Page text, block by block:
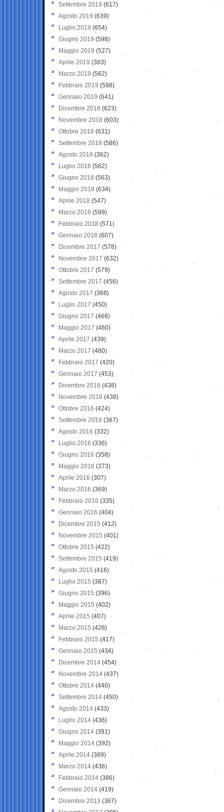
Settembre 2019 (617)
Agosto 2019 (639)
Luglio 2019 (654)
Giugno 2019 (598)
Maggio 2019 (527)
Aprile 2019 (383)
Marzo 2019 (562)
Febbraio 2019 (598)
Gennaio 2019 (641)
Dicembre 2018 (623)
Novembre 2018 (603)
Ottobre 2018 (631)
Settembre 2018 (586)
Agosto 2018 (362)
Luglio 2018 (562)
Giugno 2018 (563)
Maggio 2018 (634)
Aprile 2018 (547)
Marzo 2018 (599)
Febbraio 2018 (571)
Gennaio 2018 (607)
Dicembre 2017 (578)
Novembre 2017 (632)
Ottobre 2017 (579)
Settembre 2017 (456)
Agosto 2017 (368)
Luglio 2017 (450)
Giugno 2017 (468)
Maggio 2017 (460)
Aprile 2017 (439)
Marzo 2017 (480)
Febbraio 2017 (420)
Gennaio 2017 (453)
Dicembre 2016 (438)
Novembre 2016 (438)
Ottobre 2016 (424)
Settembre 2016 (367)
Agosto 2016 (332)
Luglio 2016 (336)
Giugno 2016 (358)
Maggio 2016 (373)
Aprile 2016 (307)
Marzo 2016 (369)
Febbraio 2016 (335)
Gennaio 2016 (404)
Dicembre 2015 (412)
Novembre 2015 (401)
Ottobre 2015 (422)
Settembre 2015 (419)
Agosto 2015 (416)
Luglio 2015 (387)
Giugno 2015 (396)
Maggio 2015 (402)
Aprile 2015 (407)
Marzo 2015 (428)
Febbraio 2015 (417)
Gennaio 2015 (434)
Dicembre 2014 (454)
Novembre 2014 (437)
Ottobre 2014 (440)
Settembre 2014 (450)
Agosto 2014 (433)
Luglio 2014 (436)
Giugno 2014 (391)
Maggio 2014 (392)
Aprile 2014 (389)
Marzo 2014 (436)
Febbraio 2014 (386)
Gennaio 2014 (419)
Dicembre 2013 (367)